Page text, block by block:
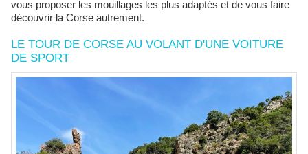
vous proposer les mouillages les plus adaptés et de vous faire
découvrir la Corse autrement.
LE TOUR DE CORSE AU VOLANT D'UNE VOITURE
DE SPORT